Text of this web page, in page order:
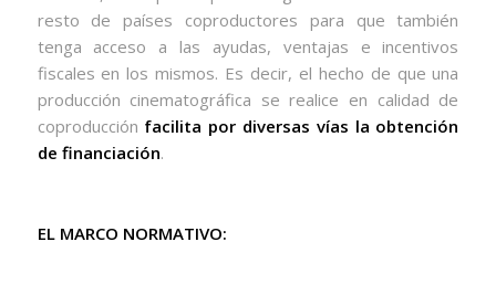
resto de países coproductores para que también
tenga acceso a las ayudas, ventajas e incentivos
fiscales en los mismos. Es decir, el hecho de que una
producción cinematográfica se realice en calidad de
coproducción facilita por diversas vías la obtención
de financiación.
EL MARCO NORMATIVO: